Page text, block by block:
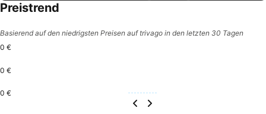
Preistrend
Basierend auf den niedrigsten Preisen auf trivago in den letzten 30 Tagen
0 €
0 €
0 €